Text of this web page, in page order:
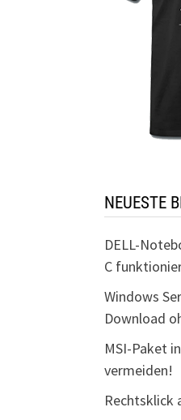
NEUESTE
DELL-
C
Windows
Download
MSI-Paket
vermeiden!
Rechtsklick